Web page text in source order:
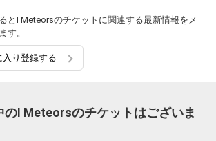
とI Meteorsのチケットに関連する最新情報をメ
す。
り登録する
のI Meteorsのチケットはございま